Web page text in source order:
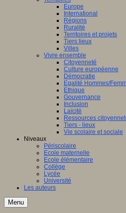
Europe
International
Régions
Ruralité
Territoires et projets
Tiers lieux
Villes
Vivre ensemble
Citoyenneté
Culture européenne
Démocratie
Egalité Hommes/
Ethique
Gouvernance
Inclusion
Laïcité
Ressources
Tiers - lieux
Vie scolaire et sociale
Niveaux
Périscolaire
Ecole maternelle
Ecole élémentaire
Collège
Lycée
Université
Les auteurs
Menu